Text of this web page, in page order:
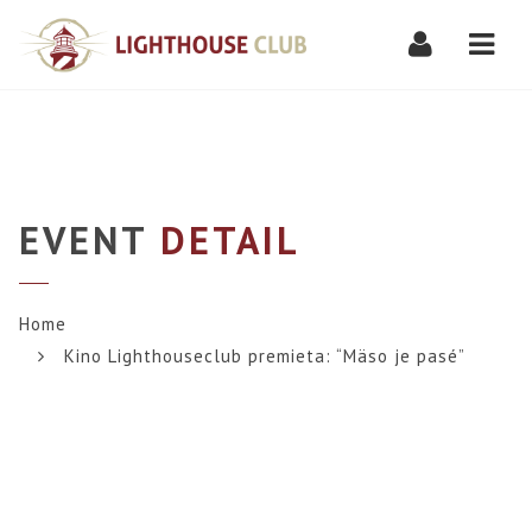
EVENT DETAIL
Home
Kino Lighthouseclub premieta: “Mäso je pasé”